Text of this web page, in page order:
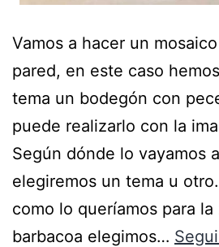
Vamos a hacer un
pared, en este caso
tema un bodegón con
puede realizarlo con la
Según dónde lo vayamos
elegiremos un tema u
como lo queríamos para la
barbacoa elegimos…